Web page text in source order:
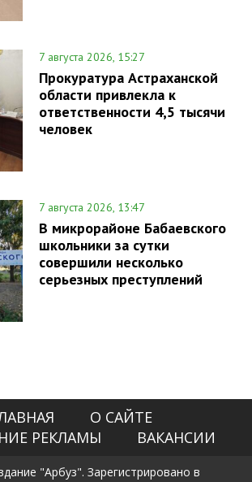
7 августа 2026, 15:27
Прокуратура Астраханской
области привлекла к
ответственности 4,5 тысячи
человек
7 августа 2026, 13:47
В микрорайоне Бабаевского
школьники за сутки
совершили несколько
серьезных преступлений
О САЙТЕ
РЕКЛАМЫ
ВАКАНСИИ
"Арбуз". Зарегистрировано в